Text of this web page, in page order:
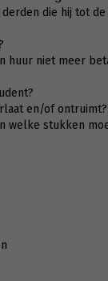
die hij tot
huur niet meer
en/of ontruimt?
stukken